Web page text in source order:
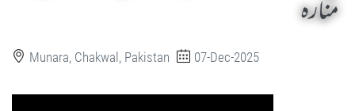
منارہ
Munara, Chakwal, Pakistan 07-Dec-2025